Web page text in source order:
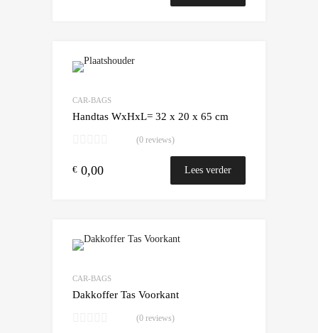
CAR-BAGS
Handtas WxHxL= 32 x 20 x 65 cm
(0 reviews)
€ 0,00 Lees verder
CAR-BAGS
Dakkoffer Tas Voorkant
(0 reviews)